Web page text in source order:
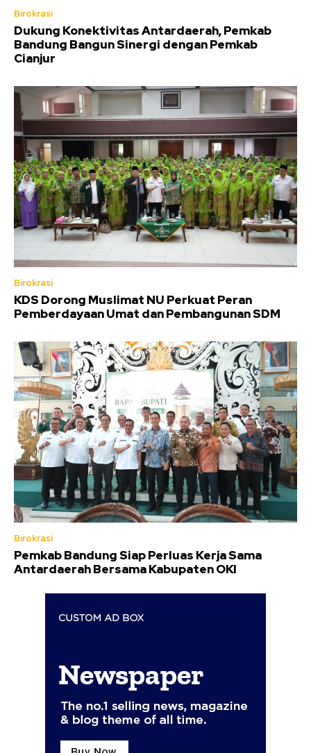
Birokrasi
Dukung Konektivitas Antardaerah, Pemkab
Bandung Bangun Sinergi dengan Pemkab
Cianjur
Birokrasi
KDS Dorong Muslimat NU Perkuat Peran
Pemberdayaan Umat dan Pembangunan SDM
Birokrasi
Pemkab Bandung Siap Perluas Kerja Sama
Antardaerah Bersama Kabupaten OKI